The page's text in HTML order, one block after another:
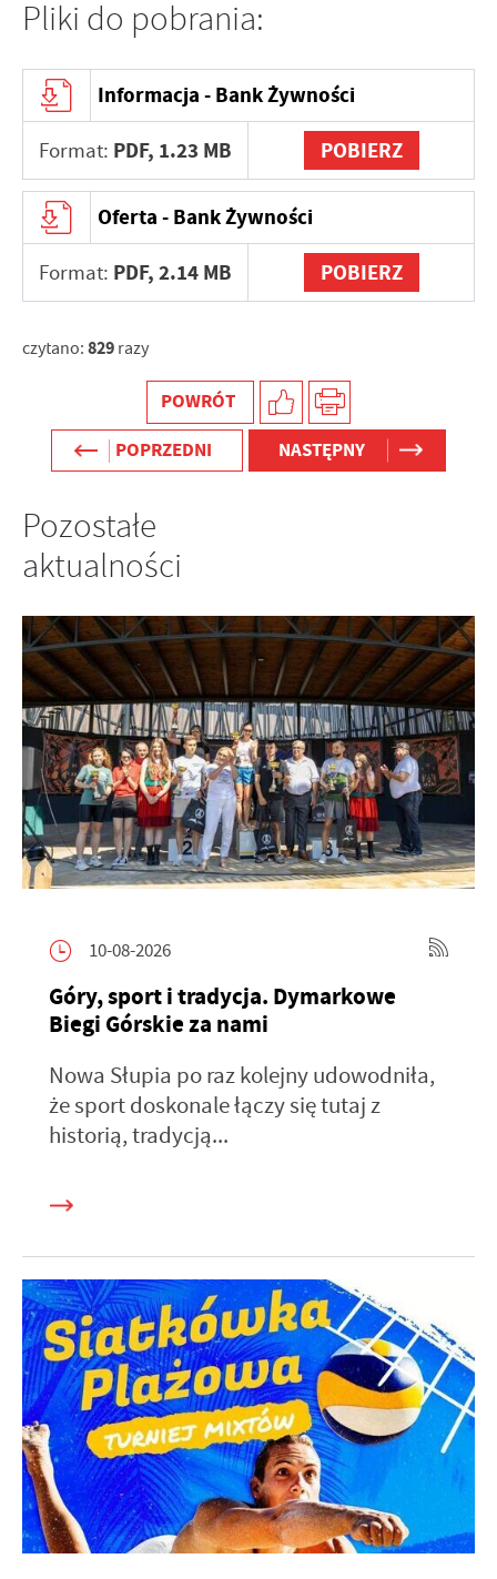
Pliki do pobrania:
Informacja - Bank Żywności
Format: PDF, 1.23 MB POBIERZ
Oferta - Bank Żywności
Format: PDF, 2.14 MB POBIERZ
czytano: 829 razy
POWRÓT
POPRZEDNI
NASTĘPNY
Pozostałe
aktualności
10-08-2026
Góry, sport i tradycja. Dymarkowe
Biegi Górskie za nami
Nowa Słupia po raz kolejny udowodniła,
że sport doskonale łączy się tutaj z
historią, tradycją...